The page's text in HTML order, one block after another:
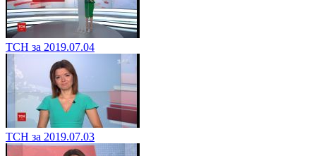
ТСН за 2019.07.04
ТСН за 2019.07.03